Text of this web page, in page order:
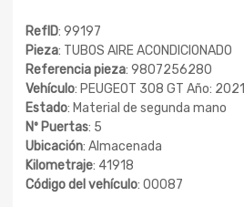
RefID: 99197
Pieza: TUBOS AIRE ACONDICIONADO
Referencia pieza: 9807256280
Vehículo: PEUGEOT 308 GT Año: 2021
Estado: Material de segunda mano
Nº Puertas: 5
Ubicación: Almacenada
Kilometraje: 41918
Código del vehículo: 00087